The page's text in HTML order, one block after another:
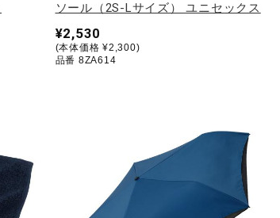
ソール（2S-Lサイズ） ユニセックス
¥2,530
(本体価格 ¥2,300)
品番 8ZA614